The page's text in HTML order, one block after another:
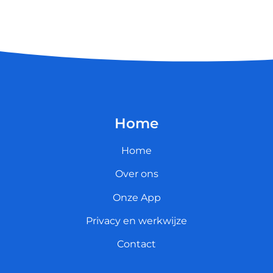
Home
Home
Over ons
Onze App
Privacy en werkwijze
Contact